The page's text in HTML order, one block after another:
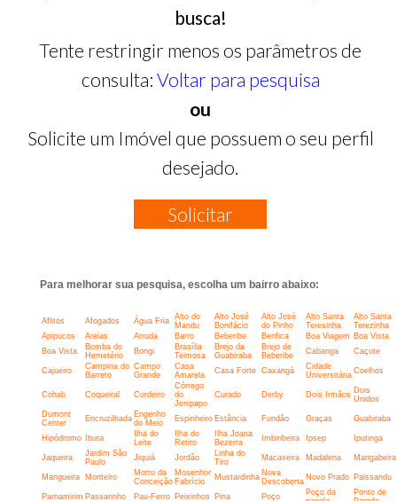
busca!
Tente restringir menos os parâmetros de
consulta: Voltar para pesquisa
ou
Solicite um Imóvel que possuem o seu perfil
desejado.
Solicitar
Para melhorar sua pesquisa, escolha um bairro abaixo:
Aflitos Afogados Água Fria
Alto do
Mandu
Alto José
Bonifácio
Alto José
do Pinho
Alto Santa
Teresinha
Alto Santa
Terezinha
Apipucos
Areias Arruda Barro Beberibe Benfica Boa Viagem Boa Vista
Boa Vista
Bomba do
Hemetério
Bongi
Brasília
Teimosa
Brejo da
Guabiraba
Brejo de
Beberibe
Cabanga Caçote
Cajueiro
Campina do
Barreto
Campo
Grande
Casa
Amarela
Casa Forte Caxangá
Cidade
Universitária Coelhos
Cohab Coqueiral Cordeiro
Córrego
do
Jenipapo
Curado Derby Dois Irmãos Dois
Unidos
Dumont
Center
Encruzilhada Engenho
do Meio
Espinheiro Estância Fundão Graças Guabiraba
Hipódromo Ibura
Ilha do
Leite
Ilha do
Retiro
Ilha Joana
Bezerra
Imbiribeira Ipsep Iputinga
Jaqueira
Jardim São
Paulo
Jiquiá Jordão
Linha do
Tiro
Macaxeira Madalena Mangabeira
Mangueira Monteiro
Morro da
Conceição
Mosenhor
Fabrício
Mustardinha Nova
Descoberta Novo Prado Paissandu
Parnamirim Passarinho Pau-Ferro Peixinhos Pina Poço
Poço da
Ponto de